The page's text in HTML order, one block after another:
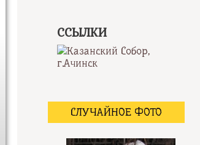
ССЫЛКИ
СЛУЧАЙНОЕ ФОТО